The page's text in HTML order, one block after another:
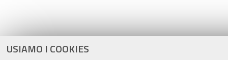
USIAMO I COOKIES